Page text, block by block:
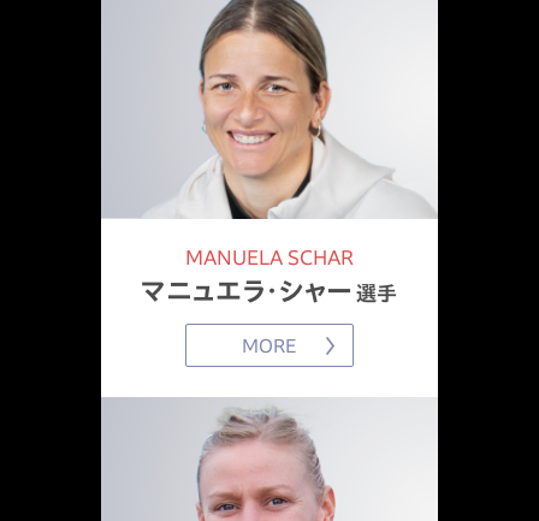
ニューヨークシティマラソン大会結果を更新
シカゴマラソン大会結果を更新
ロンドンマラソン大会結果を更新
ベルリンマラソン大会結果を更新
MANUELA SCHAR
マニュエラ・シャー 選手
MORE